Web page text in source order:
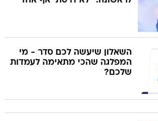
השאלון שיעשה לכם סדר - מי
המפלגה שהכי מתאימה לעמדות
שלכם?